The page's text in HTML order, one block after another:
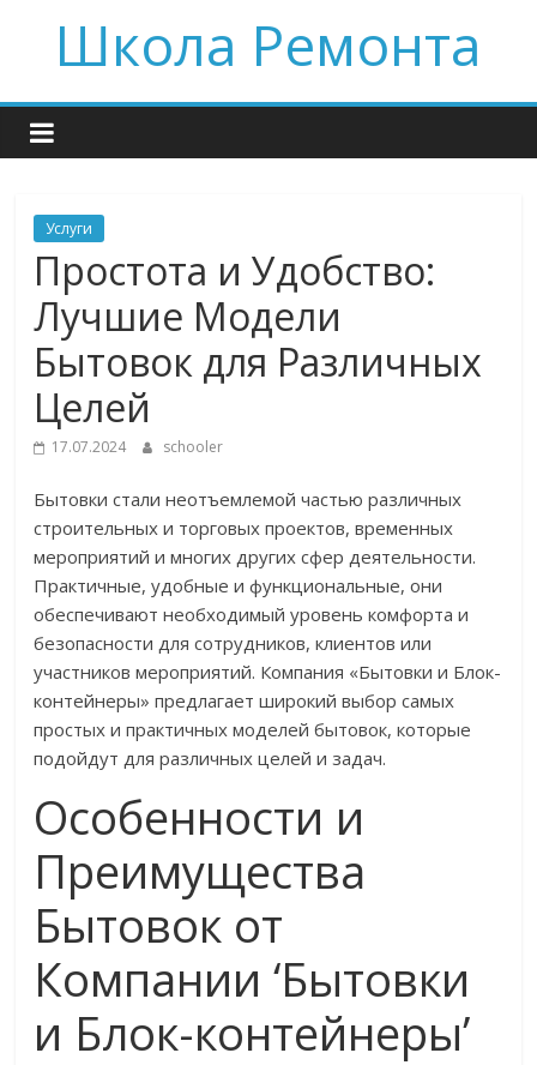
contentШкола Ремонта
Услуги
Простота и Удобство:
Лучшие Модели
Бытовок для Различных
Целей
17.07.2024 schooler
Бытовки стали неотъемлемой частью различных
строительных и торговых проектов, временных
мероприятий и многих других сфер деятельности.
Практичные, удобные и функциональные, они
обеспечивают необходимый уровень комфорта и
безопасности для сотрудников, клиентов или
участников мероприятий. Компания «Бытовки и Блок-
контейнеры» предлагает широкий выбор самых
простых и практичных моделей бытовок, которые
подойдут для различных целей и задач.
Особенности и
Преимущества
Бытовок от
Компании ‘Бытовки
и Блок-контейнеры’